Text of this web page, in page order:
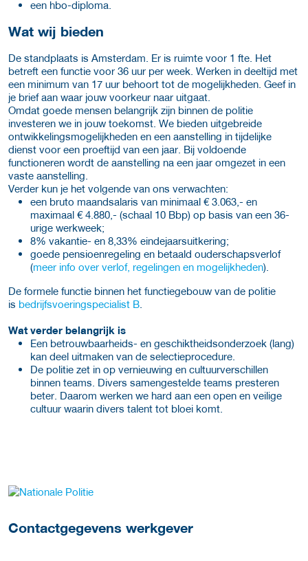
een hbo-diploma.
Wat wij bieden
De standplaats is Amsterdam. Er is ruimte voor 1 fte. Het
betreft een functie voor 36 uur per week. Werken in deeltijd met
een minimum van 17 uur behoort tot de mogelijkheden. Geef in
je brief aan waar jouw voorkeur naar uitgaat.
Omdat goede mensen belangrijk zijn binnen de politie
investeren we in jouw toekomst. We bieden uitgebreide
ontwikkelingsmogelijkheden en een aanstelling in tijdelijke
dienst voor een proeftijd van een jaar. Bij voldoende
functioneren wordt de aanstelling na een jaar omgezet in een
vaste aanstelling.
Verder kun je het volgende van ons verwachten:
een bruto maandsalaris van minimaal € 3.063,- en
maximaal € 4.880,- (schaal 10 Bbp) op basis van een 36-
urige werkweek;
8% vakantie- en 8,33% eindejaarsuitkering;
goede pensioenregeling en betaald ouderschapsverlof
(meer info over verlof, regelingen en mogelijkheden).
De formele functie binnen het functiegebouw van de politie
is bedrijfsvoeringspecialist B
Wat verder belangrijk is
Een betrouwbaarheids- en geschiktheidsonderzoek (lang)
kan deel uitmaken van de selectieprocedure.
De politie zet in op vernieuwing en cultuurverschillen
binnen teams. Divers samengestelde teams presteren
beter. Daarom werken we hard aan een open en veilige
cultuur waarin divers talent tot bloei komt.
Meer werkgever details
Contactgegevens werkgever